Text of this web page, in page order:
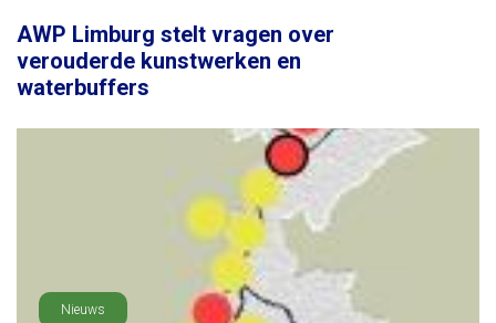
AWP Limburg stelt vragen over
verouderde kunstwerken en
waterbuffers
Nieuws